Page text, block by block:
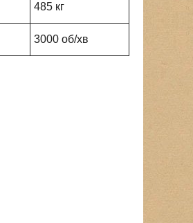
485 кг
3000 об/хв